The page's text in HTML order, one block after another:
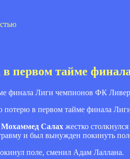
первом тайме
ФК
в первом тайме финала
Мохаммед Салах жестко
и был вынужден покинуть
поле, сменил Адам Лаллана.